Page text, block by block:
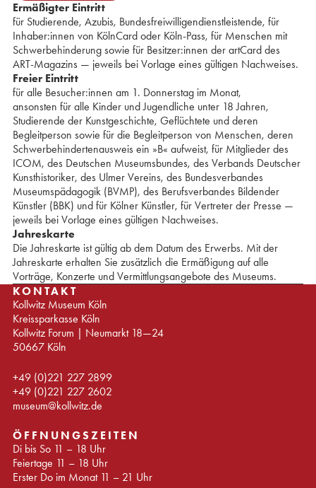
Ermäßigter Eintritt
für Studierende, Azubis, Bundesfreiwilligendienstleistende, ⁢⁢⁢⁢für
Inhaber:innen von KölnCard oder Köln-Pass, für Menschen mit
Schwerbehinderung sowie für Besitzer:innen der artCard des
ART-Magazins — jeweils bei Vorlage eines gültigen Nachweises.
Freier Eintritt
für alle Besucher:innen am 1. Donnerstag im Monat,
ansonsten für alle Kinder und Jugendliche unter 18 Jahren,
⁢Studierende der Kunstgeschichte, ⁢⁢Geflüchtete und deren
Begleitperson ⁢sowie für die Begleitperson ⁢von Menschen, ⁢⁢deren
Schwerbehindertenausweis ⁢ein »B« aufweist, ⁢für Mitglieder des
ICOM, ⁢des Deutschen Museumsbundes, ⁢⁢des Verbands Deutscher
Kunsthistoriker, ⁢des Ulmer Vereins, ⁢des Bundesverbandes
Museumspädagogik (BVMP), ⁢⁢⁢des Berufsverbandes ⁢Bildender
Künstler (BBK) ⁢und für Kölner Künstler, ⁢für Vertreter der Presse —
jeweils ⁢⁢⁢⁢bei Vorlage eines gültigen Nachweises. ⁢
Jahreskarte
Die Jahreskarte ist gültig ab dem Datum des Erwerbs. ⁢Mit der
Jahreskarte erhalten Sie zusätzlich die Ermäßigung auf alle
⁢Vorträge, Konzerte und Vermittlungsangebote des Museums.
KONTAKT
Kollwitz Museum Köln
Kreissparkasse Köln
Kollwitz Forum | Neumarkt 18—24
50667 Köln
+49 (0)221 227 2899
+49 (0)221 227 2602
museum@kollwitz.de
ÖFFNUNGSZEITEN
Di bis So 11 – 18 Uhr
Feiertage 11 – 18 Uhr
Erster Do im Monat 11 – 21 Uhr